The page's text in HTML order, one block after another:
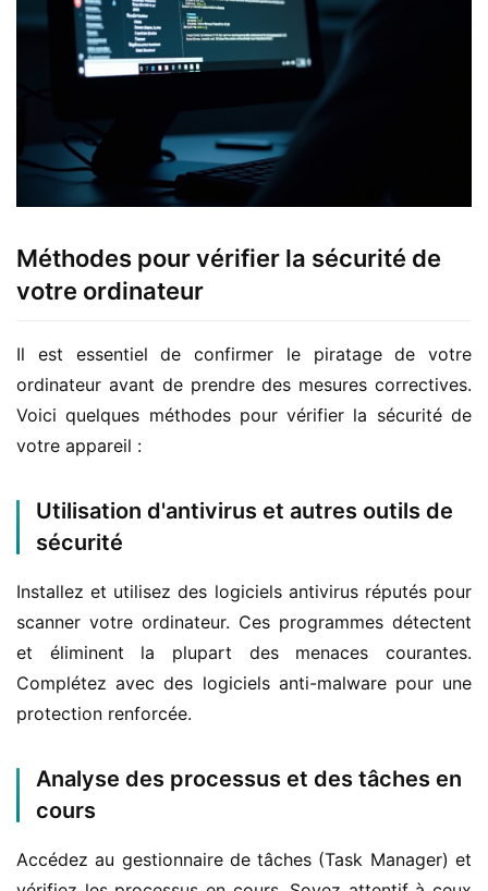
Méthodes pour vérifier la sécurité de
votre ordinateur
Il est essentiel de confirmer le piratage de votre
ordinateur avant de prendre des mesures correctives.
Voici quelques méthodes pour vérifier la sécurité de
votre appareil :
Utilisation d'antivirus et autres outils de
sécurité
Installez et utilisez des logiciels antivirus réputés pour
scanner votre ordinateur. Ces programmes détectent
et éliminent la plupart des menaces courantes.
Complétez avec des logiciels anti-malware pour une
protection renforcée.
Analyse des processus et des tâches en
cours
Accédez au gestionnaire de tâches (Task Manager) et